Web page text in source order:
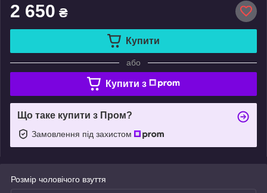
2 650 ₴
Купити
або
Купити з
Що таке купити з Пром?
Замовлення під захистом
Розмір чоловічого взуття